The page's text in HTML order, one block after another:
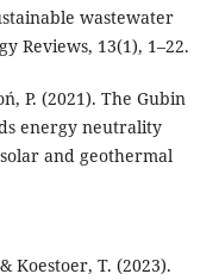
wastewater
Reviews, 13(1), 1–22.
P. (2021). The Gubin
energy neutrality
and geothermal
Koestoer, T. (2023).